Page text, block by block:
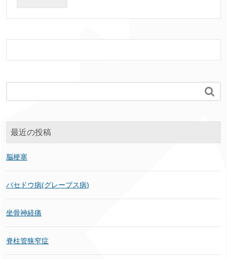

最近の投稿
脳梗塞
バセドウ病(グレーブス病)
坐骨神経痛
脊柱管狭窄症